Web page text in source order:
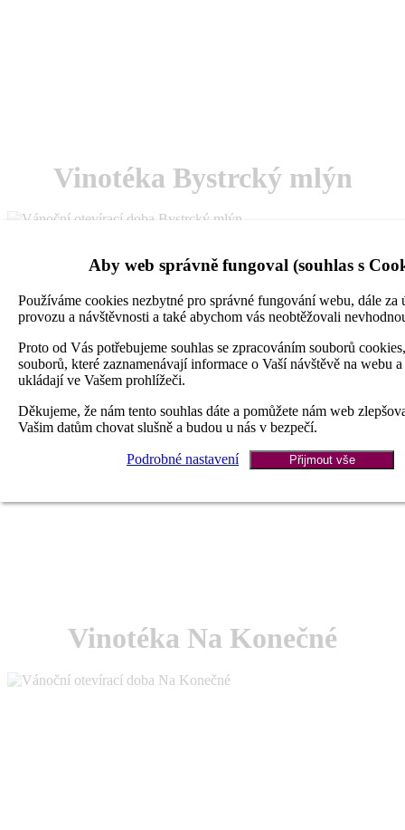
Aby web správně fungoval (souhlas s
Používáme cookies nezbytné pro správné fungování webu, dále za
provozu a návštěvnosti a také abychom vás neobtěžovali
Proto od Vás potřebujeme souhlas se zpracováním souborů
souborů, které zaznamenávají informace o Vaší návštěvě na webu a
ukládají ve Vašem prohlížeči.
Děkujeme, že nám tento souhlas dáte a pomůžete nám web
Vašim datům chovat slušně a budou u nás v bezpečí.
Podrobné nastavení Přijmout vše
Vinotéka Bystrcký mlýn
Vinotéka Na Konečné